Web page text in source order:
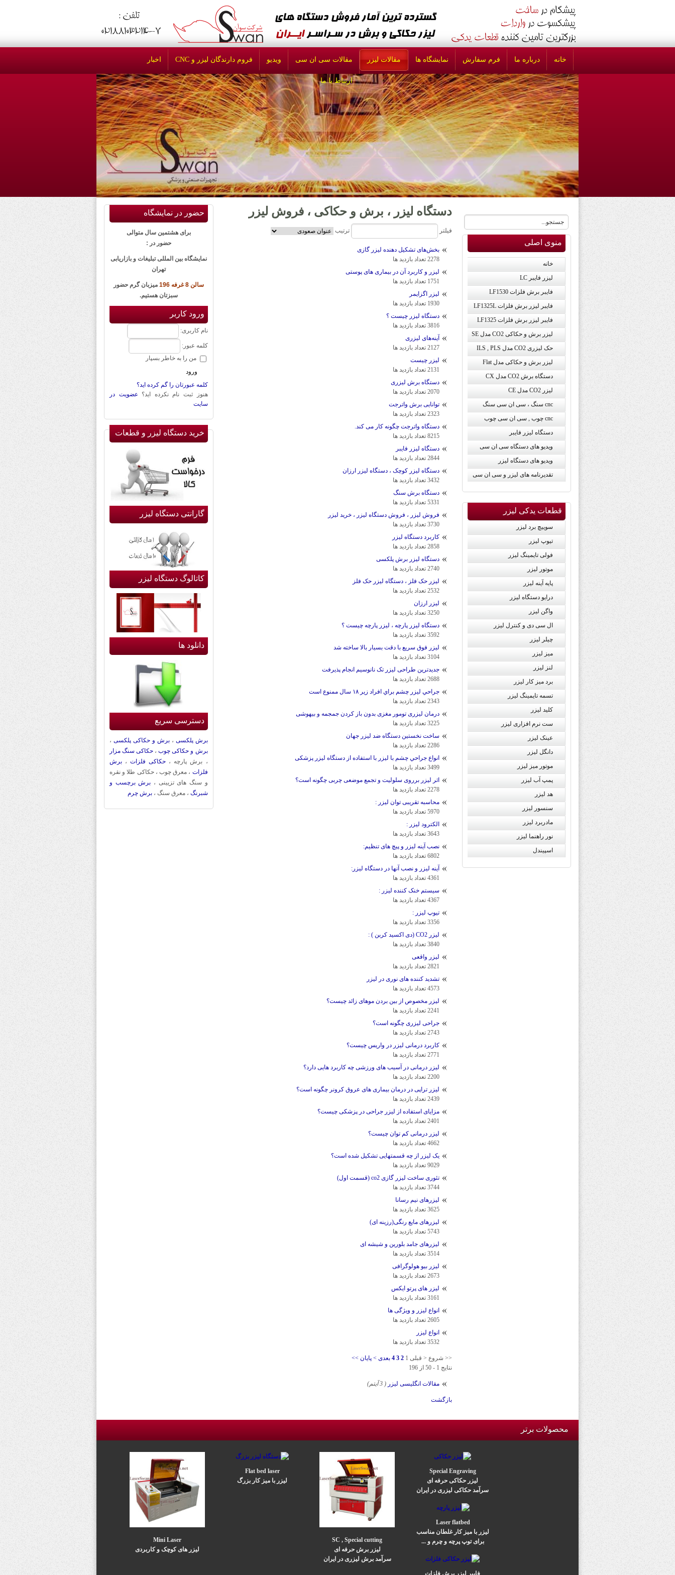
خانه درباره ما فرم سفارش نمایشگاه ها مقالات لیزر مقالات سی ان سی ویدیو فروم دارندگان لیزر و CNC اخبار
ارتباط با ما
منوی اصلی
خانه
لیزر فایبر LC
فایبر برش فلزات LF1530
فایبر لیزر برش فلزات LF1325L
فایبر لیزر برش فلزات LF1325
لیزر برش و حکاکی CO2 مدل SE
حک لیزری CO2 مدل ILS , PLS
لیزر برش و حکاکی مدل Flat
دستگاه برش CO2 مدل CX
لیزر CO2 مدل CE
cnc سنگ ، سی ان سی سنگ
cnc چوب , سی ان سی چوب
دستگاه لیزر فایبر
ویدیو های دستگاه سی ان سی
ویدیو های دستگاه لیزر
تقدیرنامه های لیزر و سی ان سی
قطعات یدکی لیزر
سوییچ برد لیزر
تیوپ لیزر
فولی تایمینگ لیزر
موتور لیزر
پايه آينه لیزر
درایو دستگاه لیزر
واگن لیزر
ال سی دی و کنترل لیزر
چیلر لیزر
میز لیزر
لنز لیزر
برد میز کار لیزر
تسمه تایمینگ لیزر
کلید لیزر
ست نرم افزاری لیزر
عینک لیزر
دانگل لیزر
موتور میز لیزر
پمپ آب لیزر
هد لیزر
سنسور لیزر
مادربرد لیزر
نور راهنما لیزر
اسپیندل
دستگاه لیزر ، برش و حکاکی ، فروش لیزر
فیلتر ترتیب
بخش‌های تشکیل دهنده لیزر گازی
2278 تعداد بازدید ها
لیزر و كاربرد آن در بیماری های پوستی
1751 تعداد بازدید ها
لیزر اگزایمر
1930 تعداد بازدید ها
دستگاه لیزر چیست ؟
3816 تعداد بازدید ها
آینه‌های لیزری
2127 تعداد بازدید ها
لیزر چیست
2131 تعداد بازدید ها
دستگاه برش لیزری
2070 تعداد بازدید ها
توانایی برش واترجت
2323 تعداد بازدید ها
دستگاه واترجت چگونه کار می کند.
8215 تعداد بازدید ها
دستگاه لیزر فایبر
2844 تعداد بازدید ها
دستگاه لیزر کوچک ، دستگاه لیزر ارزان
3432 تعداد بازدید ها
دستگاه برش سنگ
5331 تعداد بازدید ها
فروش لیزر ، فروش دستگاه لیزر ، خرید لیزر
3730 تعداد بازدید ها
کاربرد دستگاه لیزر
2858 تعداد بازدید ها
دستگاه لیزر برش پلکسی
2740 تعداد بازدید ها
لیزر حک فلز ، دستگاه لیزر حک فلز
2532 تعداد بازدید ها
لیزر ارزان
3250 تعداد بازدید ها
دستگاه لیزر پارچه ، لیزر پارچه چیست ؟
3592 تعداد بازدید ها
لیزر فوق سریع با دقت بسیار بالا ساخته شد
3104 تعداد بازدید ها
جدیدترین طراحی لیزر تک ‌نانوسیم انجام پذیرفت
2688 تعداد بازدید ها
جراحي لیزر چشم براي افراد زير ‪ ۱۸‬سال ممنوع است ‬‬‬‬
2343 تعداد بازدید ها
درمان لیزری تومور مغزی بدون باز کردن جمجمه و بیهوشی
3225 تعداد بازدید ها
ساخت نخستين دستگاه ضد ليزر جهان
2286 تعداد بازدید ها
انواع جراحي چشم با ليزر با استفاده از دستگاه لیزر پزشکی
3499 تعداد بازدید ها
اثر لیزر برروی سلولیت و تجمع موضعی چربی چگونه است؟
2278 تعداد بازدید ها
محاسبه تقریبی توان لیزر :
5970 تعداد بازدید ها
الکترود لیزر :
3643 تعداد بازدید ها
نصب آینه لیزر و پیچ های تنظیم:
6802 تعداد بازدید ها
آینه لیزر و نصب آنها در دستگاه لیزر:
4361 تعداد بازدید ها
سیستم خنک کننده لیزر :
4367 تعداد بازدید ها
تیوپ لیزر :
3356 تعداد بازدید ها
لیزر CO2 (دی اکسید کربن ) :
3840 تعداد بازدید ها
لیزر واقعی
2821 تعداد بازدید ها
تشدید کننده های نوری در لیزر
4573 تعداد بازدید ها
لیزر مخصوص از بین بردن موهای زائد چیست؟
2241 تعداد بازدید ها
جراحی لیزری چگونه است؟
2743 تعداد بازدید ها
کاربرد درمانی لیزر در واریس چیست؟
2771 تعداد بازدید ها
لیزر درمانی در آسیب های ورزشی چه کاربرد هایی دارد؟
2200 تعداد بازدید ها
لیزر تراپی در درمان بیماری های عروق کرونر چگونه است؟
2439 تعداد بازدید ها
مزايای استفاده از ليزر جراحی در پزشکی چیست؟
2401 تعداد بازدید ها
لیزر درمانی کم توان چیست؟
4662 تعداد بازدید ها
یک لیزر از چه قسمتهایی تشکیل شده است؟
9029 تعداد بازدید ها
تئوری ساخت لیزر گازی co2 (قسمت اول)
3744 تعداد بازدید ها
لیزرهای نیم رسانا
3625 تعداد بازدید ها
لیزرهای مایع رنگی(رزینه ای)
5743 تعداد بازدید ها
لیزرهای جامد بلورین و شیشه ای
3514 تعداد بازدید ها
لیزر بیو هولوگرافی
2673 تعداد بازدید ها
لیزر های پرتو ایکس
3161 تعداد بازدید ها
انواع لیزر و ویژگی ها
2605 تعداد بازدید ها
انواع لیزر
3532 تعداد بازدید ها
<< شروع < قبلی 1
2
3
4 بعدی > پایان >>
نتایج 1 - 50 از 196
مقالات انگلیسی لیزر ( 3 آیتم)
بازگشت
حضور در نمایشگاه
برای هشتمین سال متوالی
حضور در :
نمایشگاه بین المللی تبلیغات و بازاریابی
تهران
سالن 8 غرفه 196
میزبان گرم حضور
سبزتان هستیم.
ورود كاربر
نام كاربری:
كلمه عبور:
من را به خاطر بسپار
كلمه عبورتان را گم كرده اید؟
هنوز ثبت نام نكرده اید؟ عضویت در
سایت
خرید دستگاه لیزر و قطعات
گارانتی دستگاه لیزر
کاتالوگ دستگاه لیزر
دانلود ها
دسترسی سریع
برش پلکسی ،برش و حکاکی پلکسی ،
برش و حکاکی چوب، حکاکی سنگ مزار
، برش پارچه ، حکاکی فلزات، برش
فلزات ، معرق چوب ، حکاکی طلا و نقره
و سنگ های تزیینی ، برش برچسب و
شبرنگ ، معرق سنگ ،برش چرم
محصولات برتر
Mini Laser
لیزر های کوچک و کاربردی
Flat bed laser
لیزر با میز کار بزرگ
SC , Special cutting
لیزر برش حرفه ای
سرآمد برش لیزری در ایران
Special Engraving
لیزر حکاکی حرفه ای
سرآمد حکاکی لیزری در ایران
Laser flatbed
لیزر با میز کار غلطان مناسب
برای توپ پرچه و چرم و ...
فایبر لیزر برش فلزات